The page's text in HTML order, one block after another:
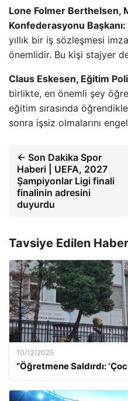
Lone Folmer Berthelsen,
Konfederasyonu Başkanı:
yıllık bir iş sözleşmesi
önemlidir. Bu kişi stajyer
Claus Eskesen, Eğitim
birlikte, en önemli şey
eğitim sırasında
sonra işsiz olmalarını
← Son Dakika Spor
Haberi | UEFA, 2027
Şampiyonlar Ligi finali
finalinin adresini
duyurdu
Tavsiye Edilen
10/12/2025
“Öğretmene Saldırdı: